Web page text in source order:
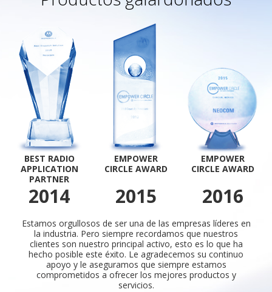
BEST RADIO
APPLICATION
PARTNER
2014
EMPOWER
CIRCLE AWARD
2015
EMPOWER
CIRCLE AWARD
2016
Estamos orgullosos de ser una de las empresas líderes en
la industria. Pero siempre recordamos que nuestros
clientes son nuestro principal activo, esto es lo que ha
hecho posible este éxito. Le agradecemos su continuo
apoyo y le aseguramos que siempre estamos
comprometidos a ofrecer los mejores productos y
servicios.